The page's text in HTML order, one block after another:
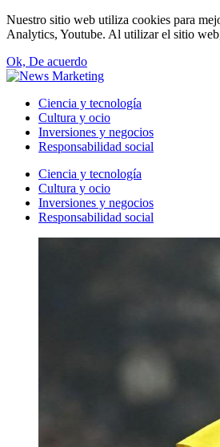
Nuestro sitio web utiliza cookies para
Analytics, Youtube. Al utilizar el sitio
Ok, De acuerdo
Ciencia y tecnología
Cultura y ocio
Inversiones y negocios
Responsabilidad social
Ciencia y tecnología
Cultura y ocio
Inversiones y negocios
Responsabilidad social